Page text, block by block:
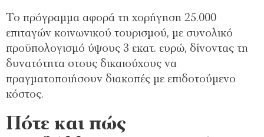
Το πρόγραμμα αφορά τη χορήγηση 25.000
επιταγών κοινωνικού τουρισμού, με συνολικό
προϋπολογισμό ύψους 3 εκατ. ευρώ, δίνοντας τη
δυνατότητα στους δικαιούχους να
πραγματοποιήσουν διακοπές με επιδοτούμενο
κόστος.
Πότε και πώς